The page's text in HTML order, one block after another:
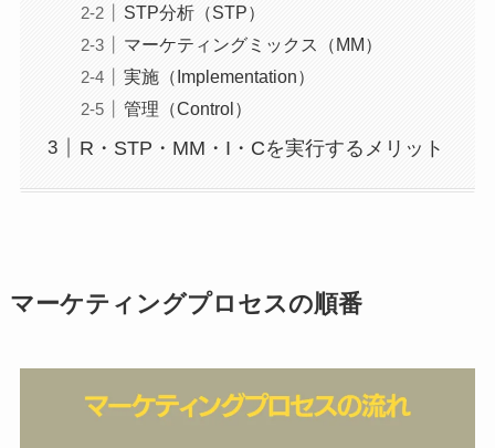
STP分析（STP）
マーケティングミックス（MM）
実施（Implementation）
管理（Control）
R・STP・MM・I・Cを実行するメリット
マーケティングプロセスの順番